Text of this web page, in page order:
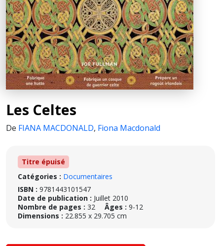
Les Celtes
De FIANA MACDONALD, Fiona Macdonald
Titre épuisé
Catégories : Documentaires
ISBN : 9781443101547
Date de publication : Juillet 2010
Nombre de pages : 32 Âges : 9-12
Dimensions : 22.855 x 29.705 cm